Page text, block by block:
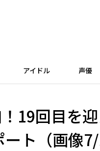
アイドル 声優
19回目を
ト（画像7/